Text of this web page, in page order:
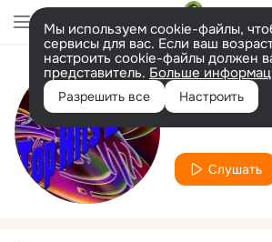
Мы используем cookie-файлы,
сервисы для вас. Если ваш
настроить cookie-файлы должен
представитель. Больше
Разрешить все Настроить
Исполнитель
Kristel
Слушать